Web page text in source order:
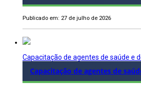
Publicado em: 27 de julho de 2026
Capacitação de agentes de saúde e
Capacitação de agentes de